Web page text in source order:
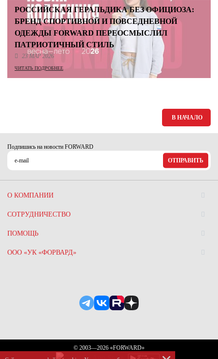
РОССИЙСКАЯ ГЕРАЛЬДИКА БЕЗ ОФИЦИОЗА:
БРЕНД СПОРТИВНОЙ И ПОВСЕДНЕВНОЙ
ОДЕЖДЫ FORWARD ПЕРЕОСМЫСЛИЛ
ПАТРИОТИЧНЫЙ СТИЛЬ
23 МАР 2026
ЧИТАТЬ ПОДРОБНЕЕ
В НАЧАЛО
Подпишись на новости FORWARD
ОТПРАВИТЬ
О КОМПАНИИ
СОТРУДНИЧЕСТВО
ПОМОЩЬ
ООО «УК «ФОРВАРД»
© 2003—2026 «FORWARD»